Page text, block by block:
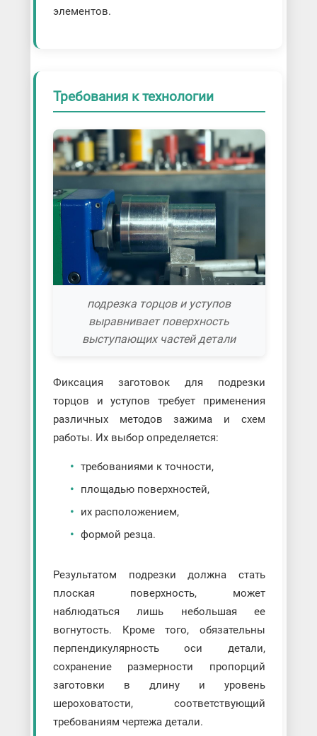
элементов.
Требования к технологии
подрезка торцов и уступов
выравнивает поверхность
выступающих частей детали
Фиксация заготовок для подрезки
торцов и уступов требует применения
различных методов зажима и схем
работы. Их выбор определяется:
требованиями к точности,
площадью поверхностей,
их расположением,
формой резца.
Результатом подрезки должна стать
плоская поверхность, может
наблюдаться лишь небольшая ее
вогнутость. Кроме того, обязательны
перпендикулярность оси детали,
сохранение размерности пропорций
заготовки в длину и уровень
шероховатости, соответствующий
требованиям чертежа детали.